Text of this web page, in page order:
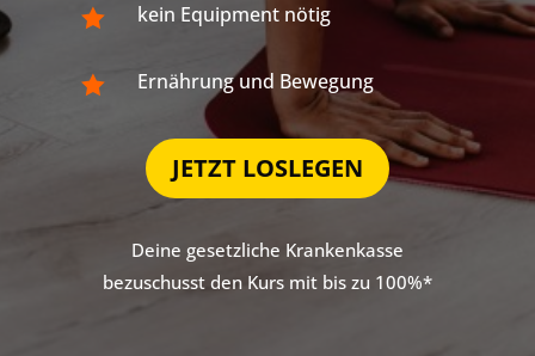
 kein Equipment nötig
 Ernährung und Bewegung
JETZT LOSLEGEN
Deine gesetzliche Krankenkasse
bezuschusst den Kurs mit bis zu 100%*